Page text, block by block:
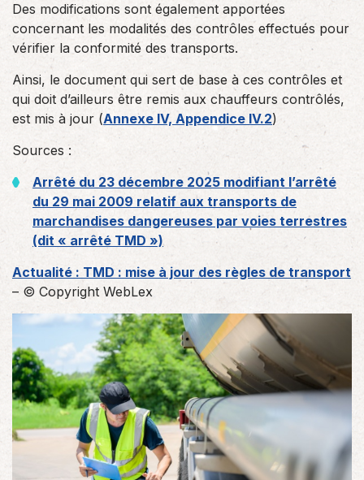
Des modifications sont également apportées
concernant les modalités des contrôles effectués pour
vérifier la conformité des transports.
Ainsi, le document qui sert de base à ces contrôles et
qui doit d’ailleurs être remis aux chauffeurs contrôlés,
est mis à jour (Annexe IV, Appendice IV.2)
Sources :
Arrêté du 23 décembre 2025 modifiant l’arrêté
du 29 mai 2009 relatif aux transports de
marchandises dangereuses par voies terrestres
(dit « arrêté TMD »)
Actualité : TMD : mise à jour des règles de transport
– © Copyright WebLex